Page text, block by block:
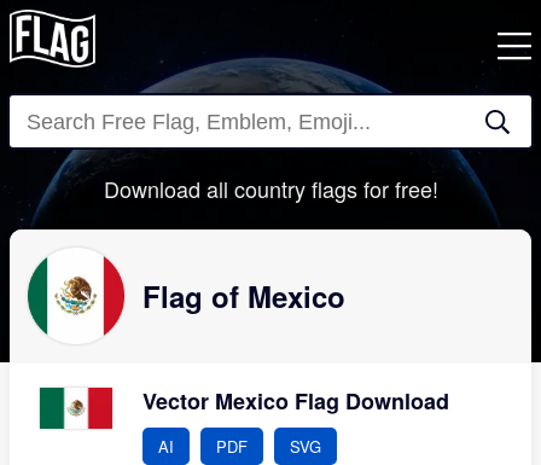
Close
Download all country flags for free!
Flag of Mexico
Vector Mexico Flag Download
AI PDF SVG